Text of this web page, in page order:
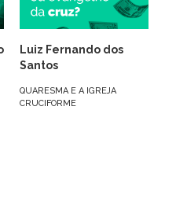
Luiz Fernando dos
Santos
QUARESMA E A IGREJA
CRUCIFORME